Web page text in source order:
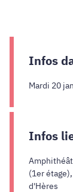
Infos
Mardi 20
Infos
(1er
d'Hères